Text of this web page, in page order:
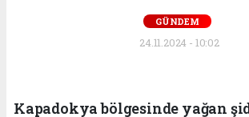
GÜNDEM
24.11.2024 - 10:02
Kapadokya bölgesinde yağan